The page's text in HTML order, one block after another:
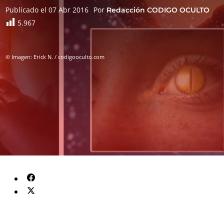
Publicado el 07 Abr 2016 Por Redacción CODIGO OCULTO
5.967
© Imagen: Erick N. / codigooculto.com